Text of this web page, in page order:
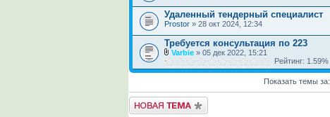
Удаленный тендерный специалист
Prostor » 28 окт 2024, 12:34
Требуется консультация по 223
Varbie » 05 дек 2022, 15:21
Рейтинг: 1.59%
Показать темы за:
Начать новую тему